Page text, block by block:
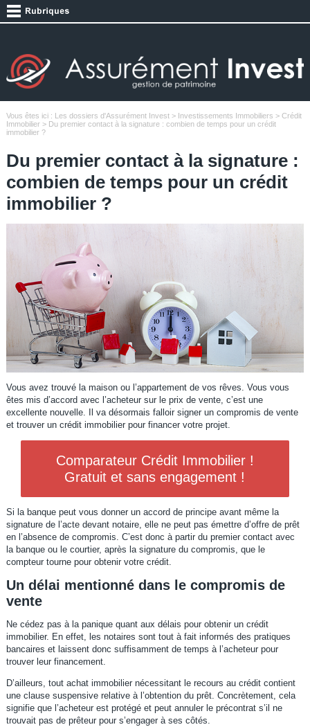
Vous êtes ici : Les dossiers d'Assurément Invest> Investissements Immobiliers > Crédit
Immobilier> Du premier contact à la signature : combien de temps pour un crédit
immobilier ?
Du premier contact à la signature :
combien de temps pour un crédit
immobilier ?
Vous avez trouvé la maison ou l’appartement de vos rêves. Vous vous
êtes mis d’accord avec l’acheteur sur le prix de vente, c’est une
excellente nouvelle. Il va désormais falloir signer un compromis de vente
et trouver un crédit immobilier pour financer votre projet.
Comparateur Crédit Immobilier !
Gratuit et sans engagement !
Si la banque peut vous donner un accord de principe avant même la
signature de l’acte devant notaire, elle ne peut pas émettre d’offre de prêt
en l’absence de compromis. C’est donc à partir du premier contact avec
la banque ou le courtier, après la signature du compromis, que le
compteur tourne pour obtenir votre crédit.
Un délai mentionné dans le compromis de
vente
Ne cédez pas à la panique quant aux délais pour obtenir un crédit
immobilier. En effet, les notaires sont tout à fait informés des pratiques
bancaires et laissent donc suffisamment de temps à l’acheteur pour
trouver leur financement.
D’ailleurs, tout achat immobilier nécessitant le recours au crédit contient
une clause suspensive relative à l’obtention du prêt. Concrètement, cela
signifie que l’acheteur est protégé et peut annuler le précontrat s’il ne
trouvait pas de prêteur pour s’engager à ses côtés.